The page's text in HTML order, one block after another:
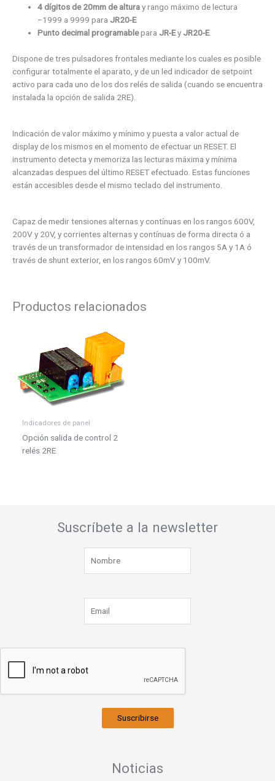
4 dígitos de 20mm de alturay rango máximo de lectura
−1999 a 9999 para JR20-E
Punto decimal programablepara JR-Ey JR20-E.
Dispone de tres pulsadores frontales mediante los cuales es posible
configurar totalmente el aparato, y de un led indicador de setpoint
activo para cada uno de los dos relés de salida (cuando se encuentra
instalada la opción de salida 2RE).
Indicación de valor máximo y mínimo y puesta a valor actual de
display de los mismos en el momento de efectuar un RESET. El
instrumento detecta y memoriza las lecturas máxima y mínima
alcanzadas despues del último RESET efectuado. Estas funciones
están accesibles desde el mismo teclado del instrumento.
Capaz de medir tensiones alternas y contínuas en los rangos 600V,
200V y 20V, y corrientes alternas y contínuas de forma directa ó a
través de un transformador de intensidad en los rangos 5A y 1A ó
través de shunt exterior, en los rangos 60mV y 100mV.
Productos relacionados
Indicadores de panel
Opción salida de control 2
relés 2RE
Suscríbete a la newsletter
Suscribirse
Noticias